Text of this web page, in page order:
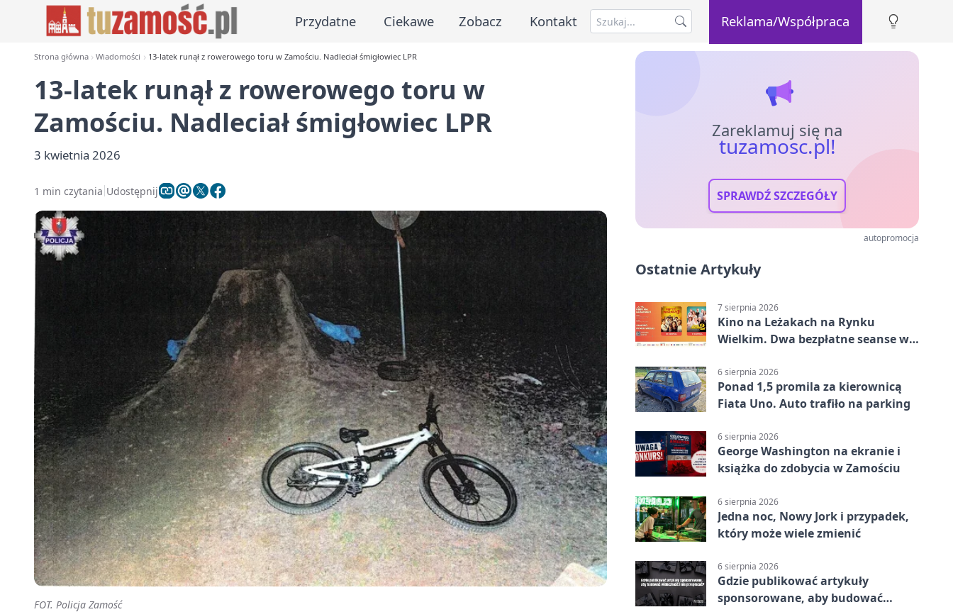
Przydatne Ciekawe Zobacz Kontakt Reklama/Współpraca
Strona główna Wiadomości 13-latek runął z rowerowego toru w Zamościu. Nadleciał śmigłowiec LPR
13-latek runął z rowerowego toru w
Zamościu. Nadleciał śmigłowiec LPR
3 kwietnia 2026
1 min czytania Udostępnij
FOT. Policja Zamość
Zareklamuj się na
tuzamosc.pl!
SPRAWDŹ SZCZEGÓŁY
autopromocja
Ostatnie Artykuły
7 sierpnia 2026
Kino na Leżakach na Rynku
Wielkim. Dwa bezpłatne seanse w
6 sierpnia 2026
Ponad 1,5 promila za kierownicą
Fiata Uno. Auto trafiło na parking
6 sierpnia 2026
George Washington na ekranie i
książka do zdobycia w Zamościu
6 sierpnia 2026
Jedna noc, Nowy Jork i przypadek,
który może wiele zmienić
6 sierpnia 2026
Gdzie publikować artykuły
sponsorowane, aby budować